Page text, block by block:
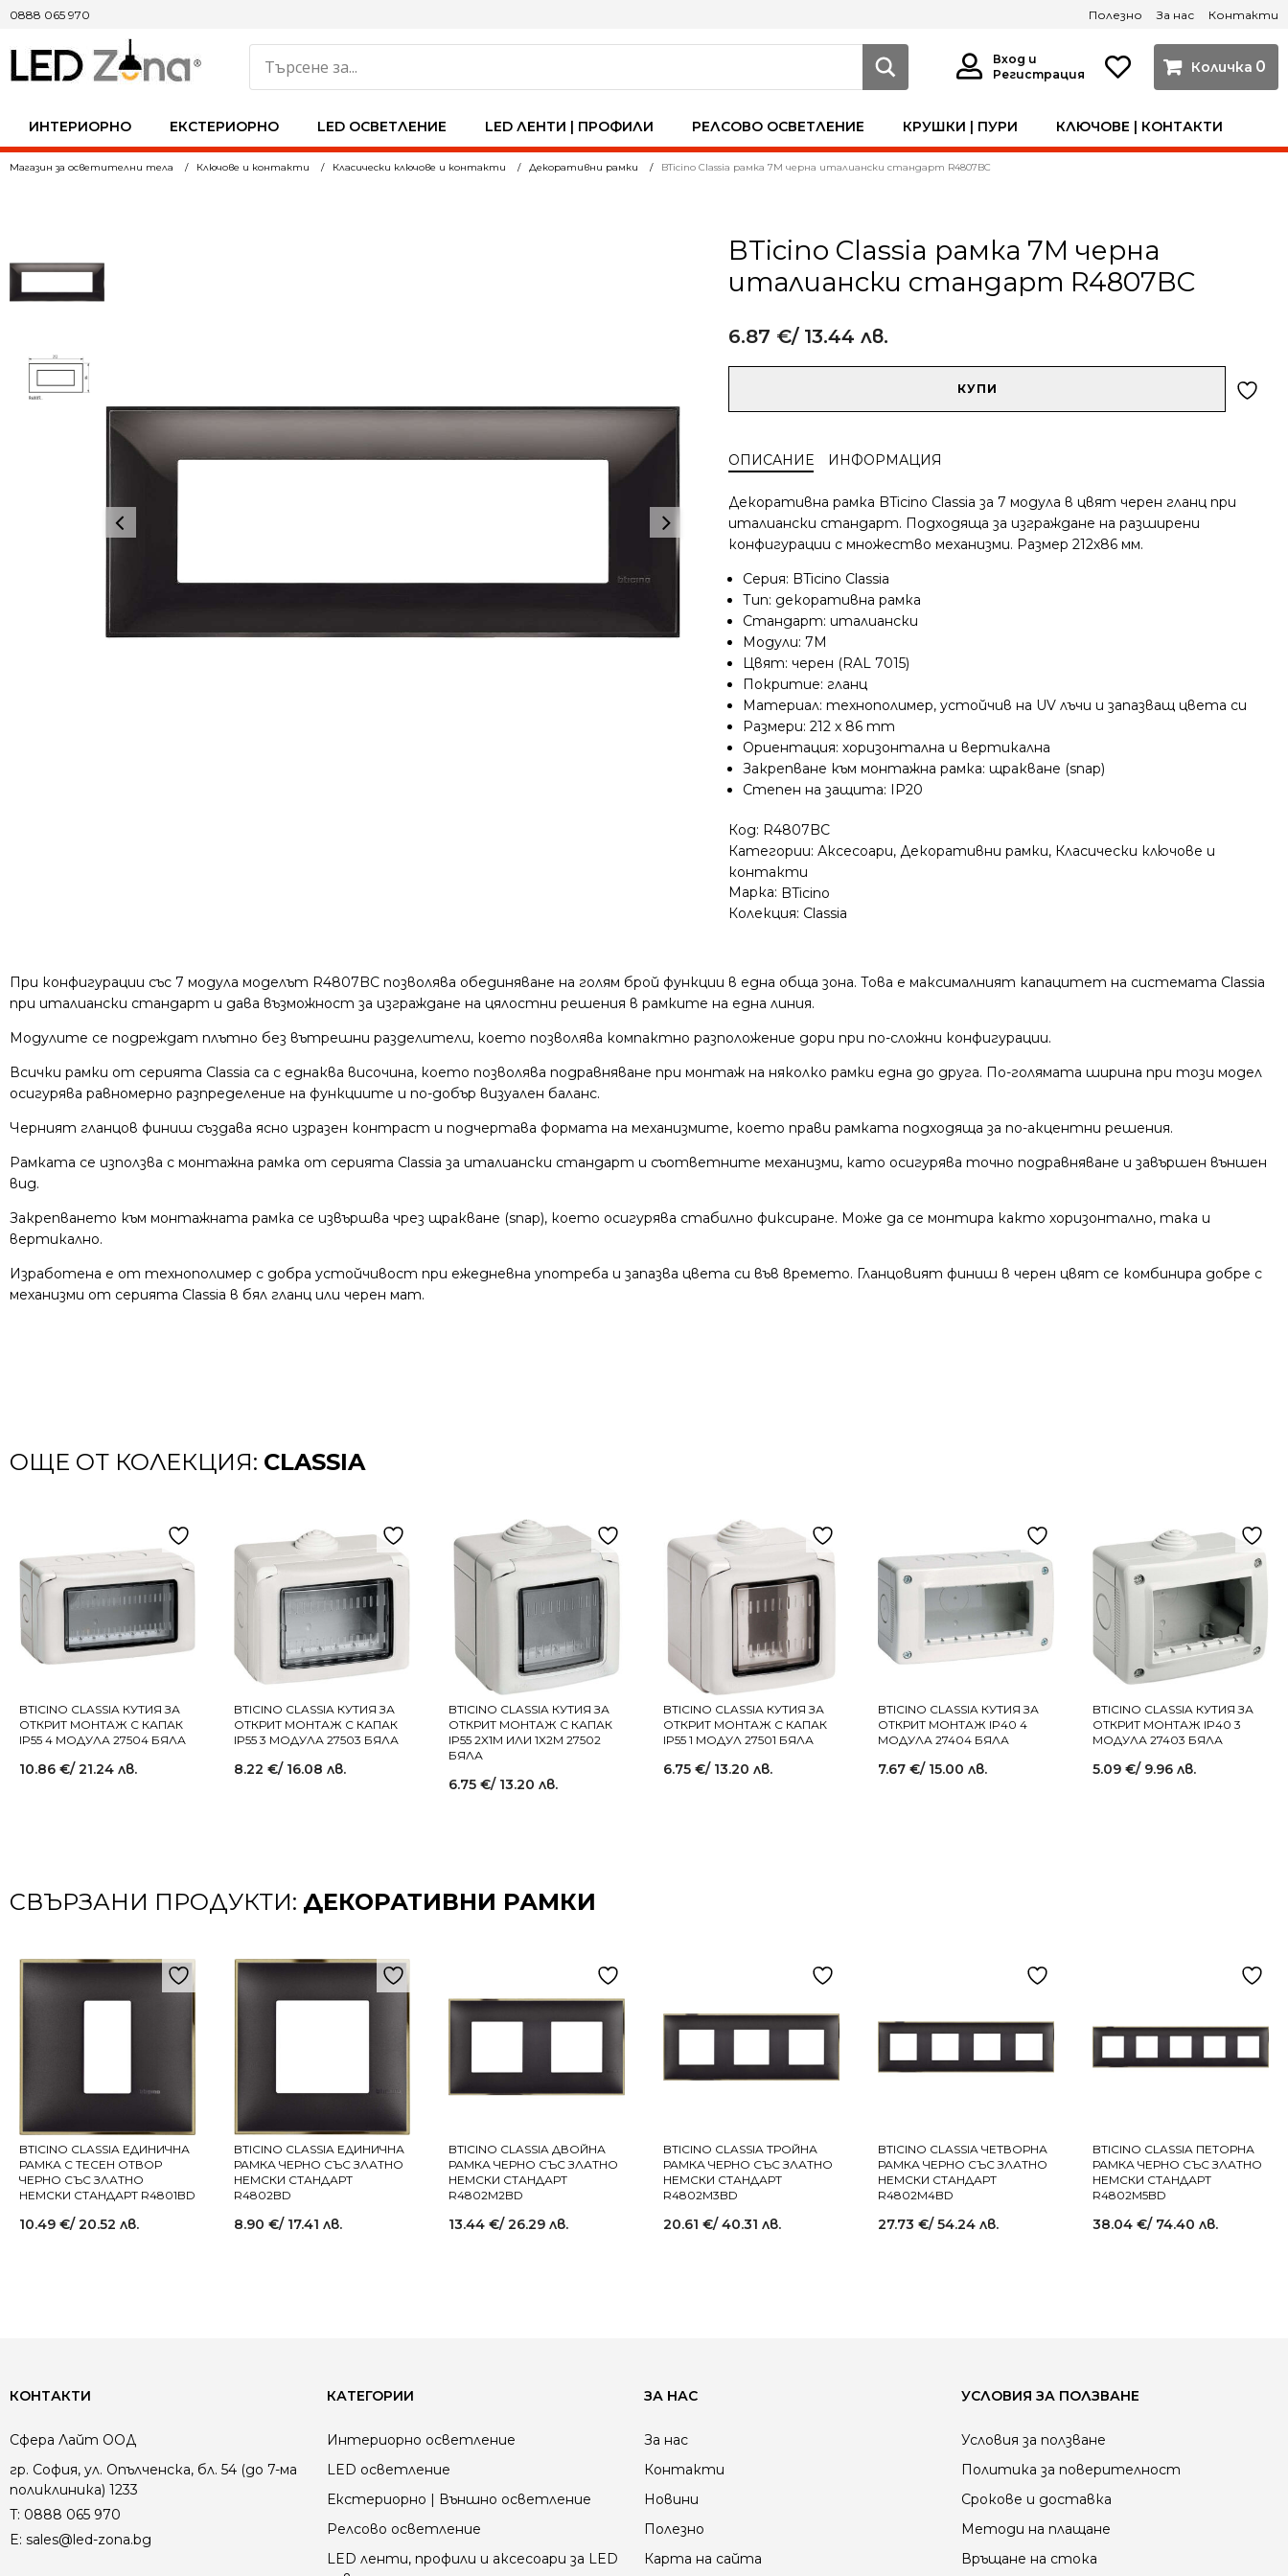
ИНТЕРИОРНО ЕКСТЕРИОРНО LED ОСВЕТЛЕНИЕ LED ЛЕНТИ | ПРОФИЛИ РЕЛСОВО ОСВЕТЛЕНИЕ КРУШКИ | ПУРИ КЛЮЧОВЕ | КОНТАКТИ
0
0888 065 970
Вход и
Регистрация
Полезно За нас Контакти
Магазин за осветителни тела Ключове и контакти Класически ключове и контакти Декоративни рамки BTicino Classia рамка 7M черна италиански стандарт R4807BC
BTicino Classia рамка 7M черна
италиански стандарт R4807BC
6.87 €/ 13.44 лв.
рамка
черна
италиански
стандарт
КУПИ
ОПИСАНИЕ ИНФОРМАЦИЯ
Декоративна рамка BTicino Classia за 7 модула в цвят черен гланц при
италиански стандарт. Подходяща за изграждане на разширени
конфигурации с множество механизми. Размер 212x86 мм.
Серия: BTicino Classia
Тип: декоративна рамка
Стандарт: италиански
Модули: 7M
Цвят: черен (RAL 7015)
Покритие: гланц
Материал: технополимер, устойчив на UV лъчи и запазващ цвета си
Размери: 212 x 86 mm
Ориентация: хоризонтална и вертикална
Закрепване към монтажна рамка: щракване (snap)
Степен на защита: IP20
Код: R4807BC
Категории: Аксесоари, Декоративни рамки, Класически ключове и
контакти
Марка: BTicino
Колекция: Classia
При конфигурации със 7 модула моделът R4807BC позволява обединяване на голям брой функции в една обща зона. Това е максималният капацитет на системата Classia
при италиански стандарт и дава възможност за изграждане на цялостни решения в рамките на една линия.
Модулите се подреждат плътно без вътрешни разделители, което позволява компактно разположение дори при по-сложни конфигурации.
Всички рамки от серията Classia са с еднаква височина, което позволява подравняване при монтаж на няколко рамки една до друга. По-голямата ширина при този модел
осигурява равномерно разпределение на функциите и по-добър визуален баланс.
Черният гланцов финиш създава ясно изразен контраст и подчертава формата на механизмите, което прави рамката подходяща за по-акцентни решения.
Рамката се използва с монтажна рамка от серията Classia за италиански стандарт и съответните механизми, като осигурява точно подравняване и завършен външен
вид.
Закрепването към монтажната рамка се извършва чрез щракване (snap), което осигурява стабилно фиксиране. Може да се монтира както хоризонтално, така и
вертикално.
Изработена е от технополимер с добра устойчивост при ежедневна употреба и запазва цвета си във времето. Гланцовият финиш в черен цвят се комбинира добре с
механизми от серията Classia в бял гланц или черен мат.
ОЩЕ ОТ КОЛЕКЦИЯ: CLASSIA
BTICINO CLASSIA КУТИЯ ЗА
ОТКРИТ МОНТАЖ С КАПАК
IP55 4 МОДУЛА 27504 БЯЛА
10.86 €/ 21.24 лв.
BTICINO CLASSIA КУТИЯ ЗА
ОТКРИТ МОНТАЖ С КАПАК
IP55 3 МОДУЛА 27503 БЯЛА
8.22 €/ 16.08 лв.
BTICINO CLASSIA КУТИЯ ЗА
ОТКРИТ МОНТАЖ С КАПАК
IP55 2X1M ИЛИ 1X2M 27502
БЯЛА
6.75 €/ 13.20 лв.
BTICINO CLASSIA КУТИЯ ЗА
ОТКРИТ МОНТАЖ С КАПАК
IP55 1 МОДУЛ 27501 БЯЛА
6.75 €/ 13.20 лв.
BTICINO CLASSIA КУТИЯ ЗА
ОТКРИТ МОНТАЖ IP40 4
МОДУЛА 27404 БЯЛА
7.67 €/ 15.00 лв.
BTICINO CLASSIA КУТИЯ ЗА
ОТКРИТ МОНТАЖ IP40 3
МОДУЛА 27403 БЯЛА
5.09 €/ 9.96 лв.
СВЪРЗАНИ ПРОДУКТИ: ДЕКОРАТИВНИ РАМКИ
BTICINO CLASSIA ЕДИНИЧНА
РАМКА С ТЕСЕН ОТВОР
ЧЕРНО СЪС ЗЛАТНО
НЕМСКИ СТАНДАРТ R4801BD
10.49 €/ 20.52 лв.
BTICINO CLASSIA ЕДИНИЧНА
РАМКА ЧЕРНО СЪС ЗЛАТНО
НЕМСКИ СТАНДАРТ
R4802BD
8.90 €/ 17.41 лв.
BTICINO CLASSIA ДВОЙНА
РАМКА ЧЕРНО СЪС ЗЛАТНО
НЕМСКИ СТАНДАРТ
R4802M2BD
13.44 €/ 26.29 лв.
BTICINO CLASSIA ТРОЙНА
РАМКА ЧЕРНО СЪС ЗЛАТНО
НЕМСКИ СТАНДАРТ
R4802M3BD
20.61 €/ 40.31 лв.
BTICINO CLASSIA ЧЕТВОРНА
РАМКА ЧЕРНО СЪС ЗЛАТНО
НЕМСКИ СТАНДАРТ
R4802M4BD
27.73 €/ 54.24 лв.
BTICINO CLASSIA ПЕТОРНА
РАМКА ЧЕРНО СЪС ЗЛАТНО
НЕМСКИ СТАНДАРТ
R4802M5BD
38.04 €/ 74.40 лв.
КОНТАКТИ
Сфера Лайт ООД
гр. София, ул. Опълченска, бл. 54 (до 7-ма
поликлиника) 1233
T: 0888 065 970
E: sales@led-zona.bg
КАТЕГОРИИ
Интериорно осветление
LED осветление
Екстериорно | Външно осветление
Релсово осветление
LED ленти, профили и аксесоари за LED
ЗА НАС
За нас
Контакти
Новини
Полезно
Карта на сайта
УСЛОВИЯ ЗА ПОЛЗВАНЕ
Условия за ползване
Политика за поверителност
Срокове и доставка
Методи на плащане
Връщане на стока